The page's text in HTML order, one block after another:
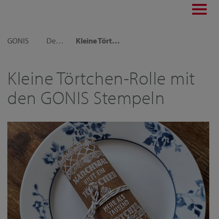
GONIS
Dekoideen Kleine Törtchen-Rolle mit den GONIS Stempeln
Kleine Törtchen-Rolle mit
den GONIS Stempeln